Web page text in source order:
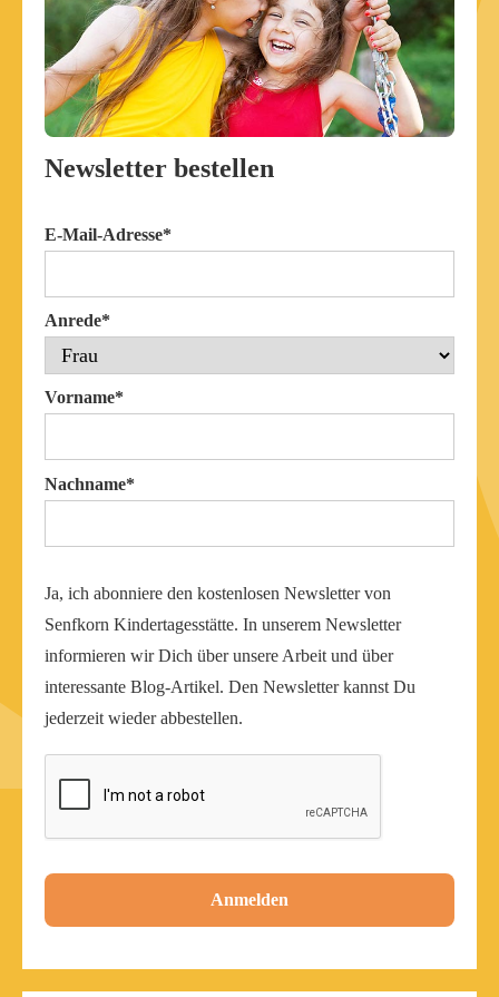
Newsletter bestellen
E-Mail-Adresse*
Anrede*
Vorname*
Nachname*
Ja, ich abonniere den kostenlosen Newsletter von
Senfkorn Kindertagesstätte. In unserem Newsletter
informieren wir Dich über unsere Arbeit und über
interessante Blog-Artikel. Den Newsletter kannst Du
jederzeit wieder abbestellen.
Anmelden